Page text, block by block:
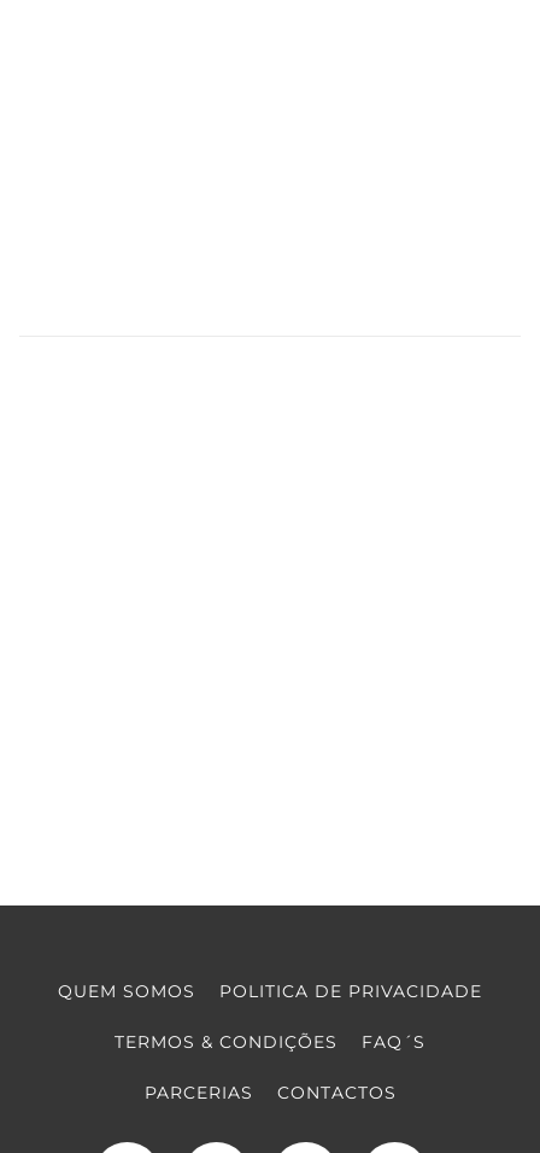
QUEM SOMOS POLITICA DE PRIVACIDADE
TERMOS & CONDIÇÕES FAQ´S
PARCERIAS CONTACTOS